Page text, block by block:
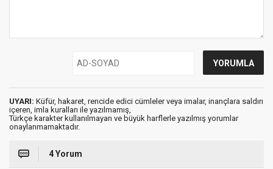
UYARI: Küfür, hakaret, rencide edici cümleler veya imalar, inançlara saldırı
içeren, imla kuralları ile yazılmamış,
Türkçe karakter kullanılmayan ve büyük harflerle yazılmış yorumlar
onaylanmamaktadır.
4 Yorum